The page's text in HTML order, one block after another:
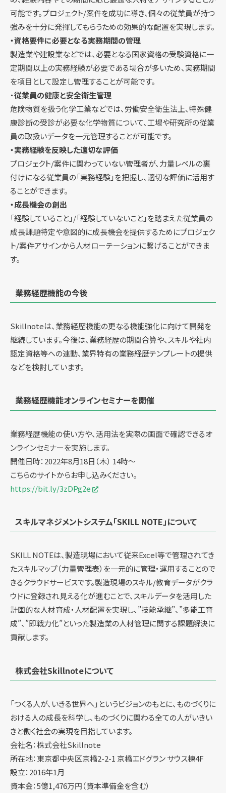
可能です。プロジェクト/案件を成功に導き、個々の従業員が持つ
強みを十分に発揮してもらうための効果的な配置を実現します。
・資格要件に必要となる実務期間の管理
製造業や建設業などでは、必要となる国家資格の受験資格に一
定期間以上の実務経験が必要である場合が多いため、実務期間
を項目として設定し管理することが可能です。
・従業員の健康と安全衛生管理
危険物質を扱う化学工業などでは、労働安全衛生法上、特殊健
康診断の受診が必要な化学物質について、工場や研究所の従業
員の取扱いデータを一元管理することが可能です。
・実務経験を反映した適切な評価
プロジェクト/案件に関わっていない管理者が、力量レベルの裏
付けになる従業員の「実務経験」を把握し、適切な評価に活用す
ることができます。
・成長機会の創出
「経験していること」/「経験していないこと」を踏まえた従業員の
成長課題特定や意図的に成長機会を提供するためにプロジェク
ト/案件アサインから人材ローテーションに繋げることができま
す。
業務経歴機能の今後
Skillnoteは、業務経歴機能の更なる機能強化に向けて開発を
継続しています。今後は、業務経歴の期間合算や、スキルや社内
認定資格等への連動、業界特有の業務経歴テンプレートの提供
などを検討しています。
業務経歴機能オンラインセミナーを開催
業務経歴機能の使い方や、活用法を実際の画面で確認できるオ
ンラインセミナーを実施します。
開催日時：2022年8月18日（木） 14時～
こちらのサイトからお申し込みください。
https://bit.ly/3zDPg2e
スキルマネジメントシステム「SKILL NOTE」について
SKILL NOTEは、製造現場において従来Excel等で管理されてき
たスキルマップ（力量管理表）を一元的に管理・運用することので
きるクラウドサービスです。製造現場のスキル/教育データがクラ
ウドに登録され見える化が進むことで、スキルデータを活用した
計画的な人材育成・人材配置を実現し、”技能承継”、”多能工育
成”、”即戦力化”といった製造業の人材管理に関する課題解決に
貢献します。
株式会社Skillnoteについて
「つくる人が、いきる世界へ」というビジョンのもとに、ものづくりに
おける人の成長を科学し、ものづくりに関わる全ての人がいきい
きと働く社会の実現を目指しています。
会社名：株式会社Skillnote
所在地：東京都中央区京橋2-2-1 京橋エドグラン サウス棟4F
設立：2016年1月
資本金：5億1,476万円（資本準備金を含む）